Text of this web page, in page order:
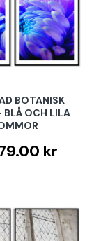
BOTANISK
BLÅ OCH LILA
kr